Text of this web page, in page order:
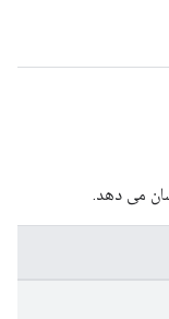
می دهد.